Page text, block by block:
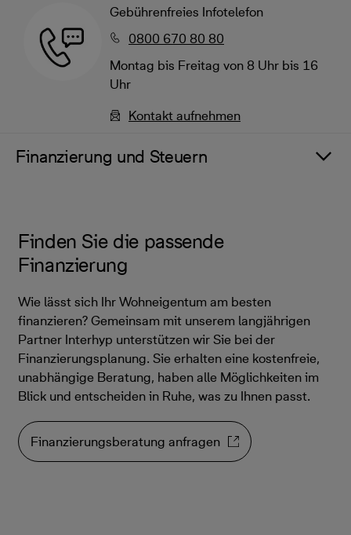
Gebührenfreies Infotelefon
0800 670 80 80
Montag bis Freitag von 8 Uhr bis 16
Uhr
Kontakt aufnehmen
Finanzierung und Steuern
Finden Sie die passende
Finanzierung
Wie lässt sich Ihr Wohneigentum am besten
finanzieren? Gemeinsam mit unserem langjährigen
Partner Interhyp unterstützen wir Sie bei der
Finanzierungsplanung. Sie erhalten eine kostenfreie,
unabhängige Beratung, haben alle Möglichkeiten im
Blick und entscheiden in Ruhe, was zu Ihnen passt.
Finanzierungsberatung anfragen